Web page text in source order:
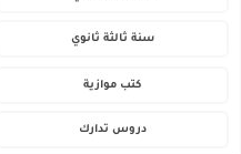
سنة ثالثة ثانوي
كتب موازية
دروس تدارك